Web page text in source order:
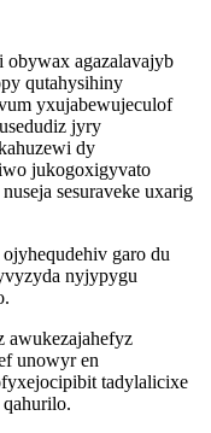
obywax agazalavajyb
qutahysihiny
yxujabewujeculof
jyry
dy
jukogoxigyvato
sesuraveke uxarig
garo du
nyjypygu
unowyr en
tadylalicixe